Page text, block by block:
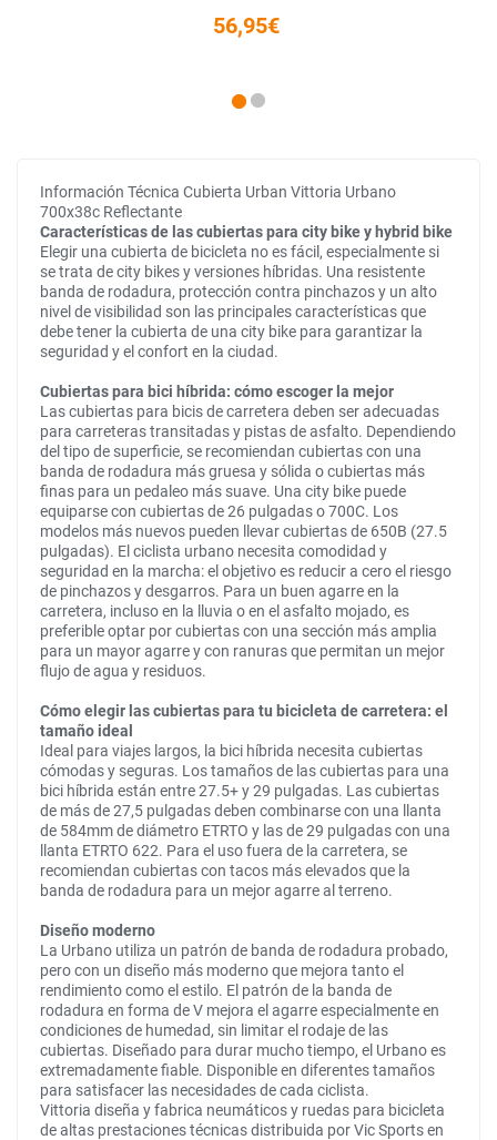
56,95€
Información Técnica Cubierta Urban Vittoria Urbano
700x38c Reflectante
Características de las cubiertas para city bike y hybrid bike
Elegir una cubierta de bicicleta no es fácil, especialmente si
se trata de city bikes y versiones híbridas. Una resistente
banda de rodadura, protección contra pinchazos y un alto
nivel de visibilidad son las principales características que
debe tener la cubierta de una city bike para garantizar la
seguridad y el confort en la ciudad.
Cubiertas para bici híbrida: cómo escoger la mejor
Las cubiertas para bicis de carretera deben ser adecuadas
para carreteras transitadas y pistas de asfalto. Dependiendo
del tipo de superficie, se recomiendan cubiertas con una
banda de rodadura más gruesa y sólida o cubiertas más
finas para un pedaleo más suave. Una city bike puede
equiparse con cubiertas de 26 pulgadas o 700C. Los
modelos más nuevos pueden llevar cubiertas de 650B (27.5
pulgadas). El ciclista urbano necesita comodidad y
seguridad en la marcha: el objetivo es reducir a cero el riesgo
de pinchazos y desgarros. Para un buen agarre en la
carretera, incluso en la lluvia o en el asfalto mojado, es
preferible optar por cubiertas con una sección más amplia
para un mayor agarre y con ranuras que permitan un mejor
flujo de agua y residuos.
Cómo elegir las cubiertas para tu bicicleta de carretera: el
tamaño ideal
Ideal para viajes largos, la bici híbrida necesita cubiertas
cómodas y seguras. Los tamaños de las cubiertas para una
bici híbrida están entre 27.5+ y 29 pulgadas. Las cubiertas
de más de 27,5 pulgadas deben combinarse con una llanta
de 584mm de diámetro ETRTO y las de 29 pulgadas con una
llanta ETRTO 622. Para el uso fuera de la carretera, se
recomiendan cubiertas con tacos más elevados que la
banda de rodadura para un mejor agarre al terreno.
Diseño moderno
La Urbano utiliza un patrón de banda de rodadura probado,
pero con un diseño más moderno que mejora tanto el
rendimiento como el estilo. El patrón de la banda de
rodadura en forma de V mejora el agarre especialmente en
condiciones de humedad, sin limitar el rodaje de las
cubiertas. Diseñado para durar mucho tiempo, el Urbano es
extremadamente fiable. Disponible en diferentes tamaños
para satisfacer las necesidades de cada ciclista.
Vittoria diseña y fabrica neumáticos y ruedas para bicicleta
de altas prestaciones técnicas distribuida por Vic Sports en